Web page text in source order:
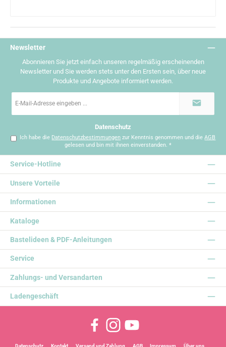
Newsletter
Abonnieren Sie jetzt einfach unseren regelmäßig erscheinenden
Newsletter und Sie werden stets unter den Ersten sein, über neue
Produkte und Angebote informiert werden.
Mail-
Datenschutz
Ich habe die Datenschutzbestimmungen zur Kenntnis genommen und dieAGB
gelesen und bin mit ihnen einverstanden. *
Service-Hotline
Informationen
Kataloge
Bastelideen & PDF-Anleitungen
Service
Zahlungs- und Versandarten
Ladengeschäft
Unsere Vorteile
FacebookInstagramYouTube
Datenschutz Kontakt Versand und Zahlung AGB Impressum Über uns